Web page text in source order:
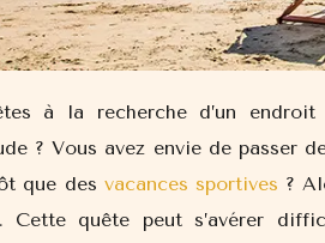
à la recherche d’un
? Vous avez envie de passer
que des vacances sportives ?
Cette quête peut s’avérer